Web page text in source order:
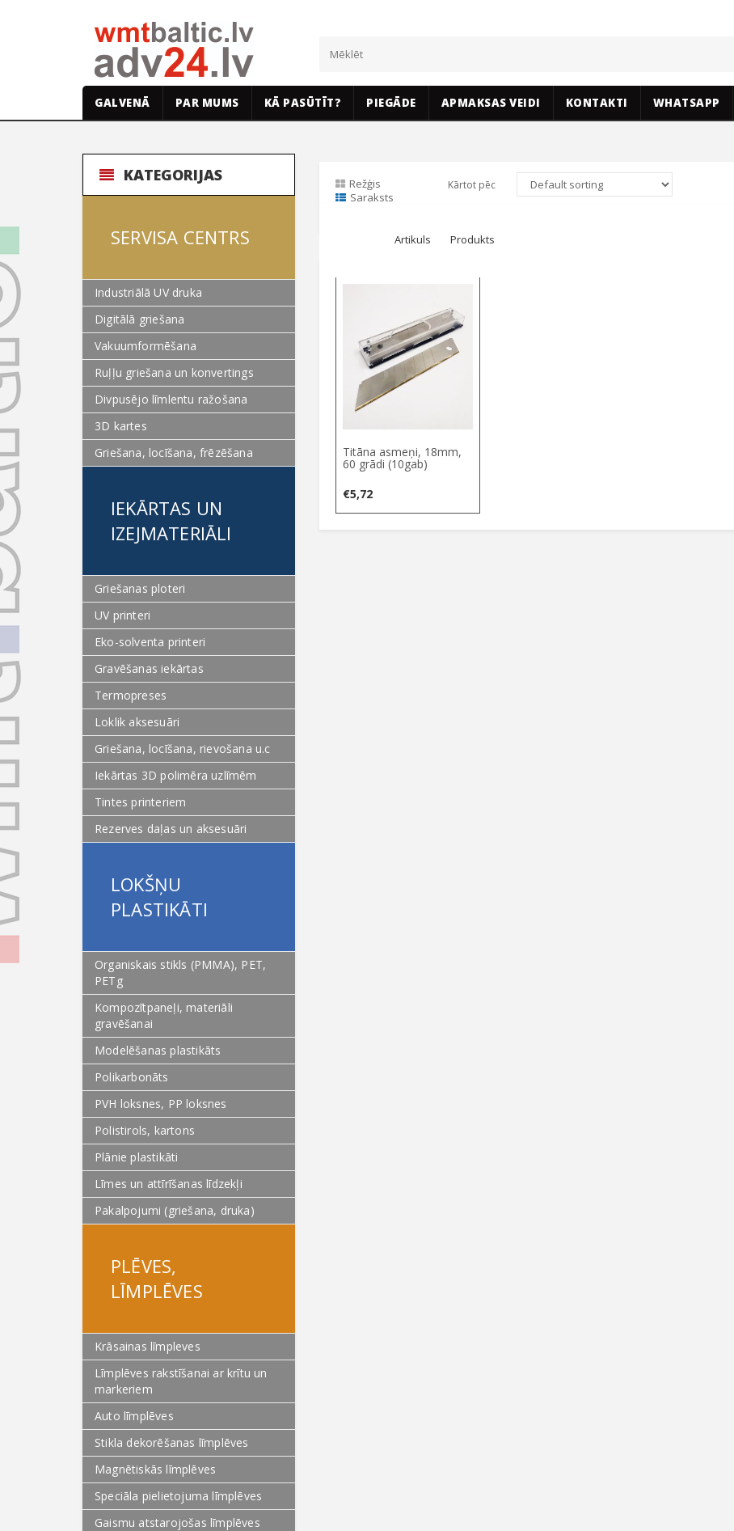
GALVENĀ PAR MUMS KĀ PASŪTĪT? PIEGĀDE APMAKSAS VEIDI KONTAKTI WHATSAPP
KATEGORIJAS
SERVISA CENTRS
Industriālā UV druka
Digitālā griešana
Vakuumformēšana
Ruļļu griešana un konvertings
Divpusējo līmlentu ražošana
3D kartes
Griešana, locīšana, frēzēšana
IEKĀRTAS UN
IZEJMATERIĀLI
Griešanas ploteri
UV printeri
Eko-solventa printeri
Gravēšanas iekārtas
Termopreses
Loklik aksesuāri
Griešana, locīšana, rievošana u.c
Iekārtas 3D polimēra uzlīmēm
Tintes printeriem
Rezerves daļas un aksesuāri
LOKŠŅU
PLASTIKĀTI
Organiskais stikls (PMMA), PET,
PETg
Kompozītpaneļi, materiāli
gravēšanai
Modelēšanas plastikāts
Polikarbonāts
PVH loksnes, PP loksnes
Polistirols, kartons
Plānie plastikāti
Līmes un attīrīšanas līdzekļi
Pakalpojumi (griešana, druka)
PLĒVES,
LĪMPLĒVES
Krāsainas līmpleves
Līmplēves rakstīšanai ar krītu un
markeriem
Auto līmplēves
Stikla dekorēšanas līmplēves
Magnētiskās līmplēves
Speciāla pielietojuma līmplēves
Gaismu atstarojošas līmplēves
Režģis
Saraksts
Kārtot pēc
Artikuls Produkts
Titāna asmeņi, 18mm,
60 grādi (10gab)
€5,72